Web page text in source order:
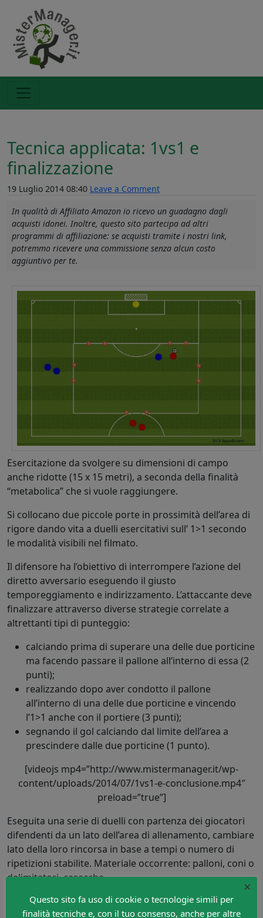
Tecnica applicata: 1vs1 e
finalizzazione
19 Luglio 2014 08:40 Leave a Comment
In qualità di Affiliato Amazon io ricevo un guadagno dagli
acquisti idonei. Inoltre, questo sito partecipa ad altri
programmi di affiliazione: se acquisti tramite i nostri link,
potremmo ricevere una commissione senza alcun costo
aggiuntivo per te.
Esercitazione da svolgere su dimensioni di campo
anche ridotte (15 x 15 metri), a seconda della finalità
“metabolica” che si vuole raggiungere.
Si collocano due piccole porte in prossimità dell’area di
rigore dando vita a duelli esercitativi sull’ 1>1 secondo
le modalità visibili nel filmato.
Il difensore ha l’obiettivo di interrompere l’azione del
diretto avversario eseguendo il giusto
temporeggiamento e indirizzamento. L’attaccante deve
finalizzare attraverso diverse strategie correlate a
altrettanti tipi di punteggio:
calciando prima di superare una delle due porticine
ma facendo passare il pallone all’interno di essa (2
punti);
realizzando dopo aver condotto il pallone
all’interno di una delle due porticine e vincendo
l’1>1 anche con il portiere (3 punti);
segnando il gol calciando dal limite dell’area a
prescindere dalle due porticine (1 punto).
[videojs mp4=”http://www.mistermanager.it/wp-
content/uploads/2014/07/1vs1-e-conclusione.mp4″
preload=”true”]
Eseguita una serie di duelli con partenza dei giocatori
difendenti da un lato dell’area di allenamento, cambiare
lato della loro rincorsa in base a tempi o numero di
ripetizioni stabilite. Materiale occorrente: palloni, coni o
delimitatori, casacche.
A cura diClaudio Damiani, Coach Uefa B, Match & Video
analyst
×
Questo sito fa uso di cookie o tecnologie simili per
finalità tecniche e, con il tuo consenso, anche per altre